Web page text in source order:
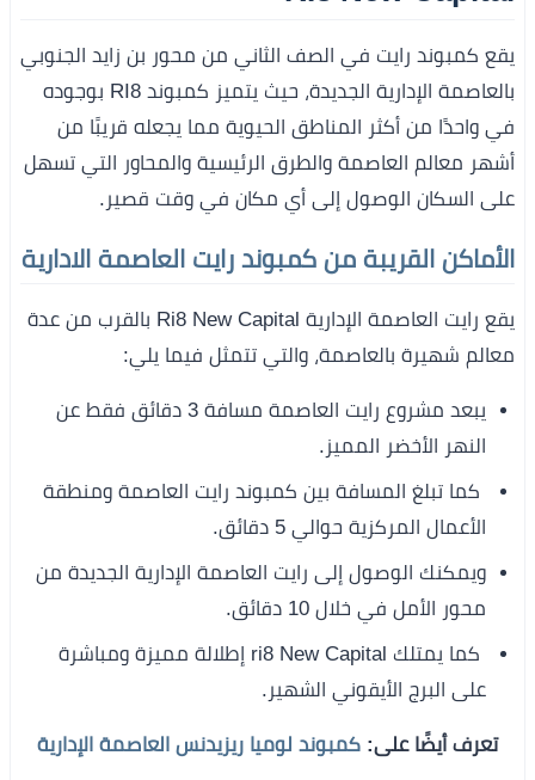
يقع كمبوند رايت في الصف الثاني من محور بن زايد الجنوبي
بالعاصمة الإدارية الجديدة، حيث يتميز كمبوند RI8 بوجوده
في واحدًا من أكثر المناطق الحيوية مما يجعله قريبًا من
أشهر معالم العاصمة والطرق الرئيسية والمحاور التي تسهل
على السكان الوصول إلى أي مكان في وقت قصير.
الأماكن القريبة من كمبوند رايت العاصمة الادارية
يقع رايت العاصمة الإدارية Ri8 New Capital بالقرب من عدة
معالم شهيرة بالعاصمة، والتي تتمثل فيما يلي:
يبعد مشروع رايت العاصمة مسافة 3 دقائق فقط عن
النهر الأخضر المميز.
كما تبلغ المسافة بين كمبوند رايت العاصمة ومنطقة
الأعمال المركزية حوالي 5 دقائق.
ويمكنك الوصول إلى رايت العاصمة الإدارية الجديدة من
محور الأمل في خلال 10 دقائق.
كما يمتلك ri8 New Capital إطلالة مميزة ومباشرة
على البرج الأيقوني الشهير.
تعرف أيضًا على: كمبوند لوميا ريزيدنس العاصمة الإدارية